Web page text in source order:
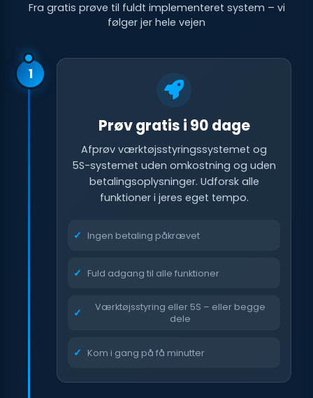
Fra gratis prøve til fuldt implementeret system – vi
følger jer hele vejen
1
Prøv gratis i 90 dage
Afprøv værktøjsstyringssystemet og
5S-systemet uden omkostning og uden
betalingsoplysninger. Udforsk alle
funktioner i jeres eget tempo.
Ingen betaling påkrævet
Fuld adgang til alle funktioner
Værktøjsstyring eller 5S – eller begge
dele
Kom i gang på få minutter